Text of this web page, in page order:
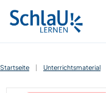
Startseite | Unterrichtsmaterial